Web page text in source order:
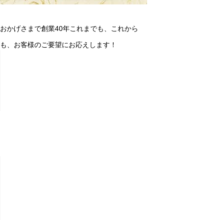
おかげさまで創業40年これまでも、これから
も、お客様のご要望にお応えします！